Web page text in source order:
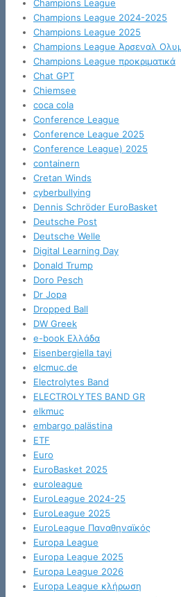
Champions League
Champions League 2024-2025
Champions League 2025
Champions League Άρσεναλ
Champions League προκριματικά
Chat GPT
Chiemsee
coca cola
Conference League
Conference League 2025
Conference League) 2025
containern
Cretan Winds
cyberbullying
Dennis Schröder EuroBasket
Deutsche Post
Deutsche Welle
Digital Learning Day
Donald Trump
Doro Pesch
Dr Jopa
Dropped Ball
DW Greek
e-book Ελλάδα
Eisenbergiella tayi
elcmuc.de
Electrolytes Band
ELECTROLYTES BAND GR
elkmuc
embargo palästina
ETF
Euro
EuroBasket 2025
euroleague
EuroLeague 2024-25
EuroLeague 2025
EuroLeague Παναθηναϊκός
Europa League
Europa League 2025
Europa League 2026
Europa League κλήρωση